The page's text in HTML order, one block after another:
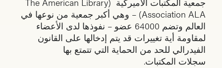
Association ALA) – وهي أكبر جمعية من نوعها في
العالم وتضم 64000 عضو – نفوذها لدى الأعضاء
لمقاومة أية تغييرات قد يتم إدخالها على القانون
الفيدرالي للحد من الحماية التي تتمتع بها
سجلات المكتبات.